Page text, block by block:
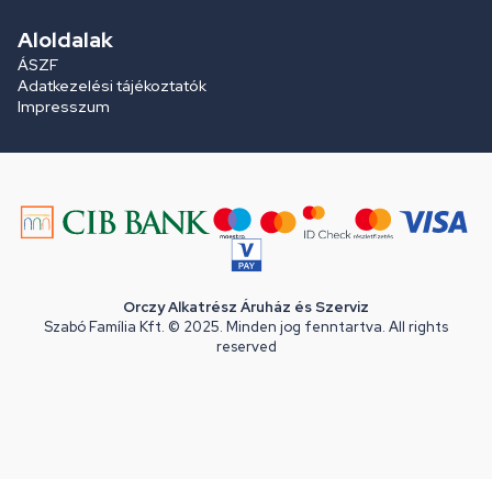
Aloldalak
ÁSZF
Adatkezelési tájékoztatók
Impresszum
Orczy Alkatrész Áruház és Szerviz
Szabó Família Kft. © 2025. Minden jog fenntartva. All rights
reserved